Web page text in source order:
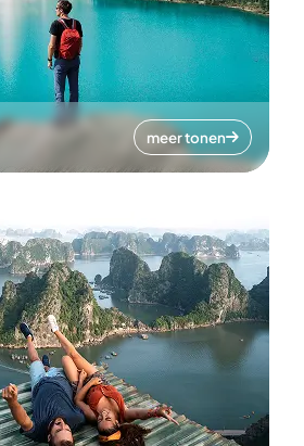
meer tonen